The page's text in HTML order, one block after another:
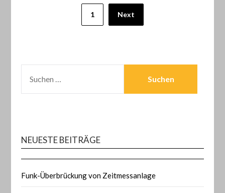
Seitennummerierung
1 Next
NACH:
NEUESTE BEITRÄGE
Funk-Überbrückung von Zeitmessanlage